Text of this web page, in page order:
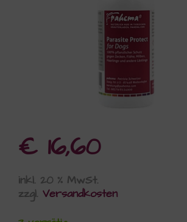
€ 16,60
inkl. 20 % MwSt.
zzgl. Versandkosten